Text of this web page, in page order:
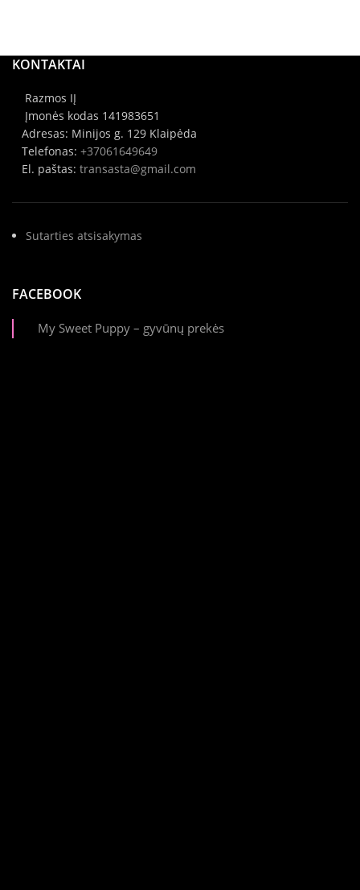
KONTAKTAI
Razmos IĮ
Įmonės kodas 141983651
Adresas: Minijos g. 129 Klaipėda
Telefonas: +37061649649
El. paštas: transasta@gmail.com
Sutarties atsisakymas
FACEBOOK
My Sweet Puppy – gyvūnų prekės